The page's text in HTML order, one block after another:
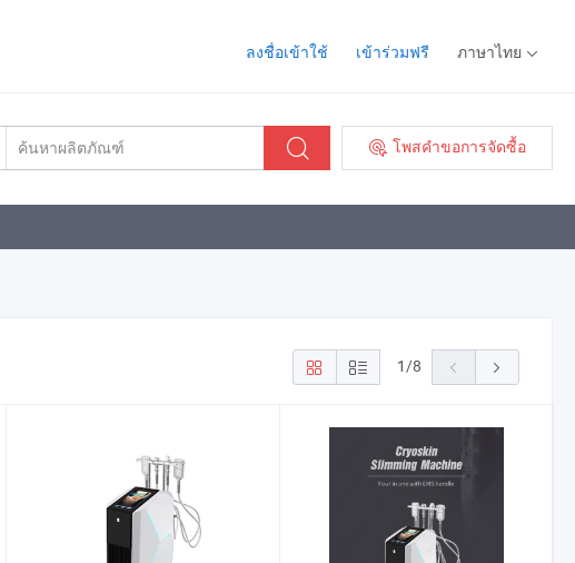
ลงชื่อเข้าใช้ เข้าร่วมฟรี ภาษาไทย
โพสคำขอการจัดซื้อ
1/8